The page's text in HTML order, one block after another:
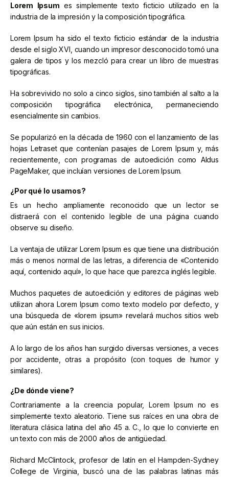
Lorem Ipsum es simplemente texto ficticio utilizado en la
industria de la impresión y la composición tipográfica.
Lorem Ipsum ha sido el texto ficticio estándar de la industria
desde el siglo XVI, cuando un impresor desconocido tomó una
galera de tipos y los mezcló para crear un libro de muestras
tipográficas.
Ha sobrevivido no solo a cinco siglos, sino también al salto a la
composición tipográfica electrónica, permaneciendo
esencialmente sin cambios.
Se popularizó en la década de 1960 con el lanzamiento de las
hojas Letraset que contenían pasajes de Lorem Ipsum y, más
recientemente, con programas de autoedición como Aldus
PageMaker, que incluían versiones de Lorem Ipsum.
¿Por qué lo usamos?
Es un hecho ampliamente reconocido que un lector se
distraerá con el contenido legible de una página cuando
observe su diseño.
La ventaja de utilizar Lorem Ipsum es que tiene una distribución
más o menos normal de las letras, a diferencia de «Contenido
aquí, contenido aquí», lo que hace que parezca inglés legible.
Muchos paquetes de autoedición y editores de páginas web
utilizan ahora Lorem Ipsum como texto modelo por defecto, y
una búsqueda de «lorem ipsum» revelará muchos sitios web
que aún están en sus inicios.
A lo largo de los años han surgido diversas versiones, a veces
por accidente, otras a propósito (con toques de humor y
similares).
¿De dónde viene?
Contrariamente a la creencia popular, Lorem Ipsum no es
simplemente texto aleatorio. Tiene sus raíces en una obra de
literatura clásica latina del año 45 a. C., lo que lo convierte en
un texto con más de 2000 años de antigüedad.
Richard McClintock, profesor de latín en el Hampden-Sydney
College de Virginia, buscó una de las palabras latinas más